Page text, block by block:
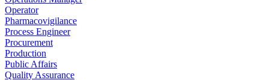
Operator
Pharmacovigilance
Process Engineer
Procurement
Production
Public Affairs
Quality Assurance